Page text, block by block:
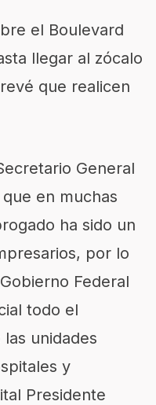
el Boulevard
llegar al zócalo
que realicen
General
en muchas
ha sido un
por lo
Federal
todo el
unidades
y
Presidente